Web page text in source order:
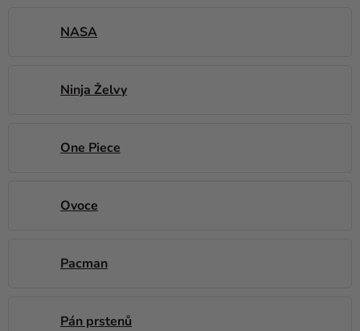
NASA
Ninja Želvy
One Piece
Ovoce
Pacman
Pán prstenů